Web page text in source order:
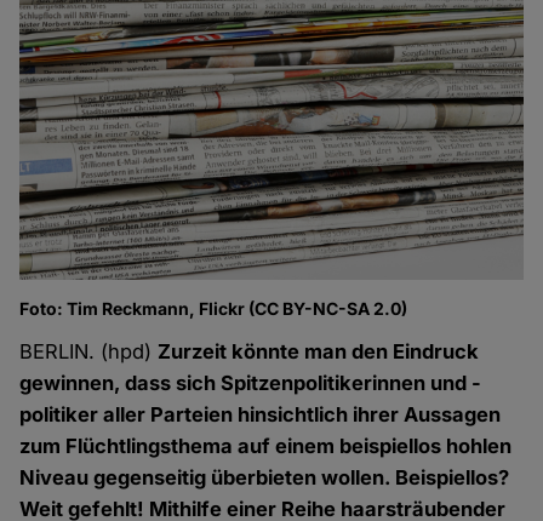
Foto: Tim Reckmann, Flickr (CC BY-NC-SA 2.0)
BERLIN. (hpd) Zurzeit könnte man den Eindruck
gewinnen, dass sich Spitzenpolitikerinnen und -
politiker aller Parteien hinsichtlich ihrer Aussagen
zum Flüchtlingsthema auf einem beispiellos hohlen
Niveau gegenseitig überbieten wollen. Beispiellos?
Weit gefehlt! Mithilfe einer Reihe haarsträubender